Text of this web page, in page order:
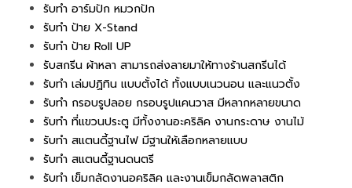
รับทำ อาร์มปัก หมวกปัก
รับทำ ป้าย X-Stand
รับทำ ป้าย Roll UP
รับสกรีน ผ้าหลา สามารถส่งลายมาให้ทางร้านสกรีนได้
รับทำ เล่มปฏิทิน แบบตั้งได้ ทั้งแบบเนวนอน และแนวตั้ง
รับทำ กรอบรูปลอย กรอบรูปแคนวาส มีหลากหลายขนาด
รับทำ ที่แขวนประตู มีทั้งงานอะคริลิค งานกระดาษ งานไม้
รับทำ สแตนดี้ฐานไฟ มีฐานให้เลือกหลายแบบ
รับทำ สแตนดี้ฐานดนตรี
รับทำ เข็มกลัดงานอคริลิค และงานเข็มกลัดพลาสติก